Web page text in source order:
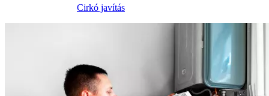
Cirkó javítás